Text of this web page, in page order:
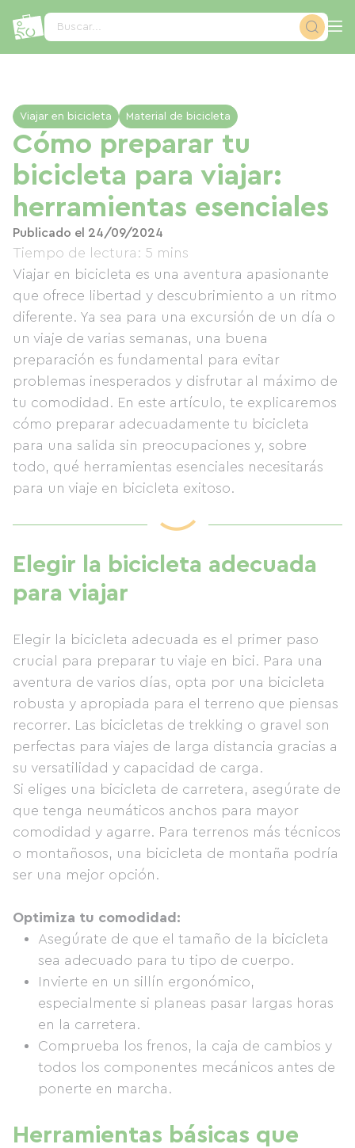
Buscar...
Viajar en bicicleta Material de bicicleta
Cómo preparar tu
bicicleta para viajar:
herramientas esenciales
Publicado el 24/09/2024
Tiempo de lectura: 5 mins
Viajar en bicicleta es una aventura apasionante
que ofrece libertad y descubrimiento a un ritmo
diferente. Ya sea para una excursión de un día o
un viaje de varias semanas, una buena
preparación es fundamental para evitar
problemas inesperados y disfrutar al máximo de
tu comodidad. En este artículo, te explicaremos
cómo preparar adecuadamente tu bicicleta
para una salida sin preocupaciones y, sobre
todo, qué herramientas esenciales necesitarás
para un viaje en bicicleta exitoso.
Elegir la bicicleta adecuada
para viajar
Elegir la bicicleta adecuada es el primer paso
crucial para preparar tu viaje en bici. Para una
aventura de varios días, opta por una bicicleta
robusta y apropiada para el terreno que piensas
recorrer. Las bicicletas de trekking o gravel son
perfectas para viajes de larga distancia gracias a
su versatilidad y capacidad de carga.
Si eliges una bicicleta de carretera, asegúrate de
que tenga neumáticos anchos para mayor
comodidad y agarre. Para terrenos más técnicos
o montañosos, una bicicleta de montaña podría
ser una mejor opción.
Optimiza tu comodidad:
Asegúrate de que el tamaño de la bicicleta
sea adecuado para tu tipo de cuerpo.
Invierte en un sillín ergonómico,
especialmente si planeas pasar largas horas
en la carretera.
Comprueba los frenos, la caja de cambios y
todos los componentes mecánicos antes de
ponerte en marcha.
Herramientas básicas que
Panel de gestión de cookies